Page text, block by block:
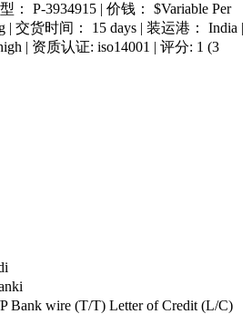
： P-3934915 | 价钱： $Variable Per
| 交货时间： 15 days | 装运港： India |
| 资质认证: iso14001 | 评分: 1 (3
Bank wire (T/T) Letter of Credit (L/C)